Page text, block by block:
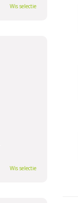
Wis selectie
Wis selectie